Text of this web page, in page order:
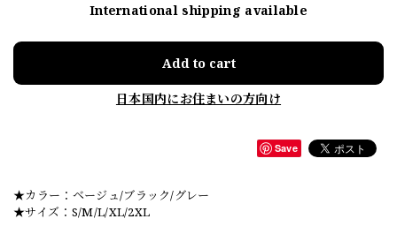
International shipping available
Add to cart
日本国内にお住まいの方向け
Save
★カラー：ベージュ/ブラック/グレー
★サイズ：S/M/L/XL/2XL